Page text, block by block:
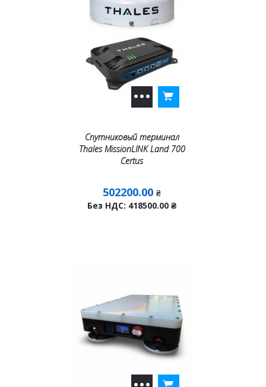
Спутниковый терминал
Thales MissionLINK Land 700
Certus
502200.00 ₴
Без НДС: 418500.00 ₴